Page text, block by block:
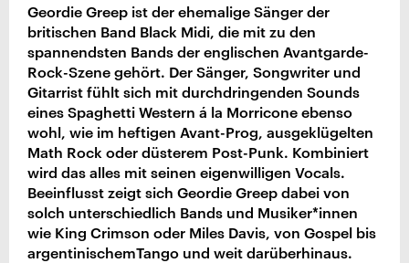
Geordie Greep ist der ehemalige Sänger der
britischen Band Black Midi, die mit zu den
spannendsten Bands der englischen Avantgarde-
Rock-Szene gehört. Der Sänger, Songwriter und
Gitarrist fühlt sich mit durchdringenden Sounds
eines Spaghetti Western á la Morricone ebenso
wohl, wie im heftigen Avant-Prog, ausgeklügelten
Math Rock oder düsterem Post-Punk. Kombiniert
wird das alles mit seinen eigenwilligen Vocals.
Beeinflusst zeigt sich Geordie Greep dabei von
solch unterschiedlich Bands und Musiker*innen
wie King Crimson oder Miles Davis, von Gospel bis
argentinischemTango und weit darüberhinaus.